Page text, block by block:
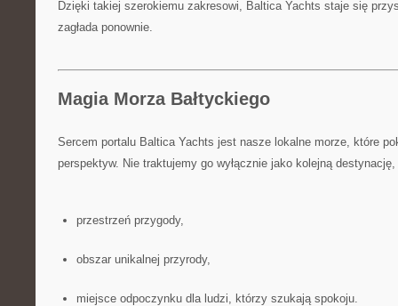
Dzięki takiej szerokiemu zakresowi, Baltica Yachts staje się
zagłada ponownie.
Magia Morza Bałtyckiego
Sercem portalu Baltica Yachts jest nasze lokalne morze, które
perspektyw. Nie traktujemy go wyłącznie jako kolejną
przestrzeń przygody,
obszar unikalnej przyrody,
miejsce odpoczynku dla ludzi, którzy szukają spokoju.